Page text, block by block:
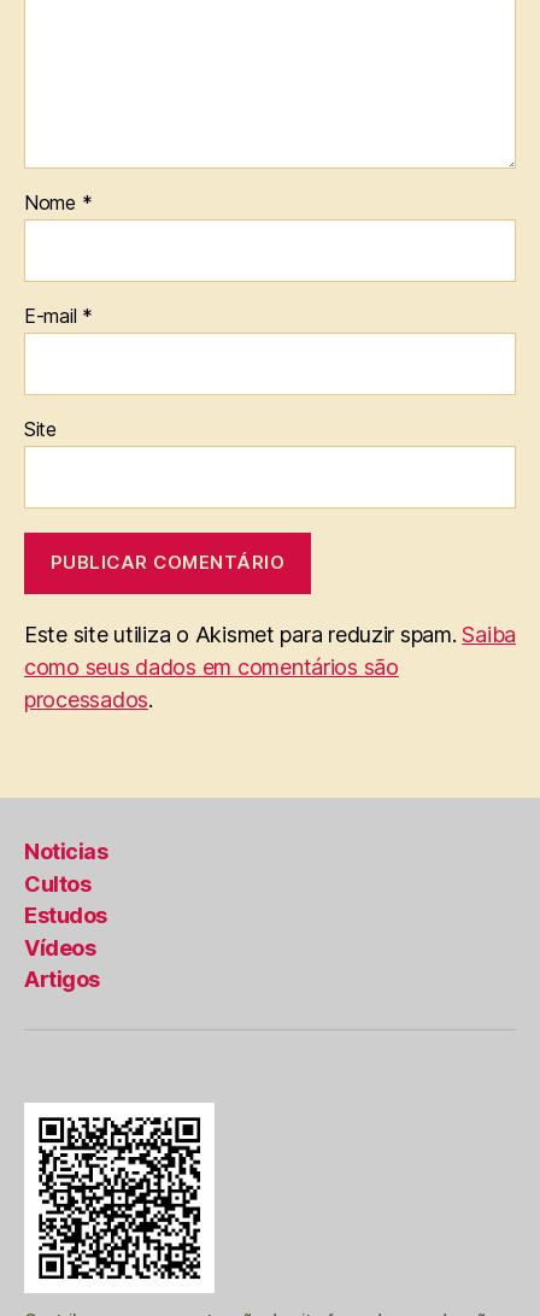
Nome *
E-mail *
Site
Este site utiliza o Akismet para reduzir spam.Saiba
como seus dados em comentários são
processados.
Noticias
Cultos
Estudos
Vídeos
Artigos